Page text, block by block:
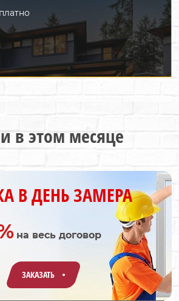
в этом месяце
В ДЕНЬ ЗАМЕРА
на весь договор
ЗАКАЗАТЬ